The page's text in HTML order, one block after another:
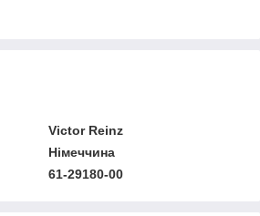
Victor Reinz
Німеччина
61-29180-00